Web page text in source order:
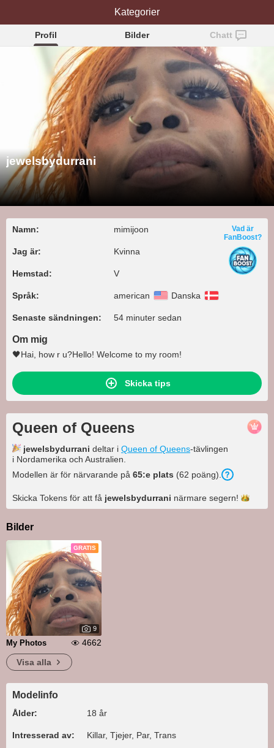
jewelsbydurrani
Profil Bilder Chatt
jewelsbydurrani
Namn: mimijoon
Jag är: Kvinna
Hemstad: V
Språk: american Danska
Senaste sändningen: 54 minuter sedan
Vad är
FanBoost?
Om mig
🖤Hai, how r u?Hello! Welcome to my room!
Skicka tips
Queen of Queens
jewelsbydurrani deltar i Queen of Queens-tävlingen
i Nordamerika och Australien.
Modellen är för närvarande på 65:e plats (62 poäng).
Skicka Tokens för att få jewelsbydurrani närmare segern!
Bilder
GRATIS
9
My Photos
4662
Visa alla
Modelinfo
Ålder: 18 år
Intresserad av: Killar, Tjejer, Par, Trans
Kategorier